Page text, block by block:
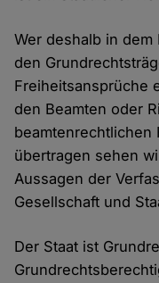
Wer deshalb in dem
den
Freiheitsansprüche
den Beamten oder
beamtenrechtlichen
übertragen sehen
Aussagen der
Gesellschaft und
Der Staat ist